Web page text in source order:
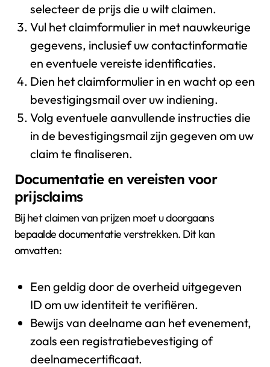
selecteer de prijs die u wilt claimen.
Vul het claimformulier in met nauwkeurige
gegevens, inclusief uw contactinformatie
en eventuele vereiste identificaties.
Dien het claimformulier in en wacht op een
bevestigingsmail over uw indiening.
Volg eventuele aanvullende instructies die
in de bevestigingsmail zijn gegeven om uw
claim te finaliseren.
Documentatie en vereisten voor
prijsclaims
Bij het claimen van prijzen moet u doorgaans
bepaalde documentatie verstrekken. Dit kan
omvatten:
Een geldig door de overheid uitgegeven
ID om uw identiteit te verifiëren.
Bewijs van deelname aan het evenement,
zoals een registratiebevestiging of
deelnamecertificaat.